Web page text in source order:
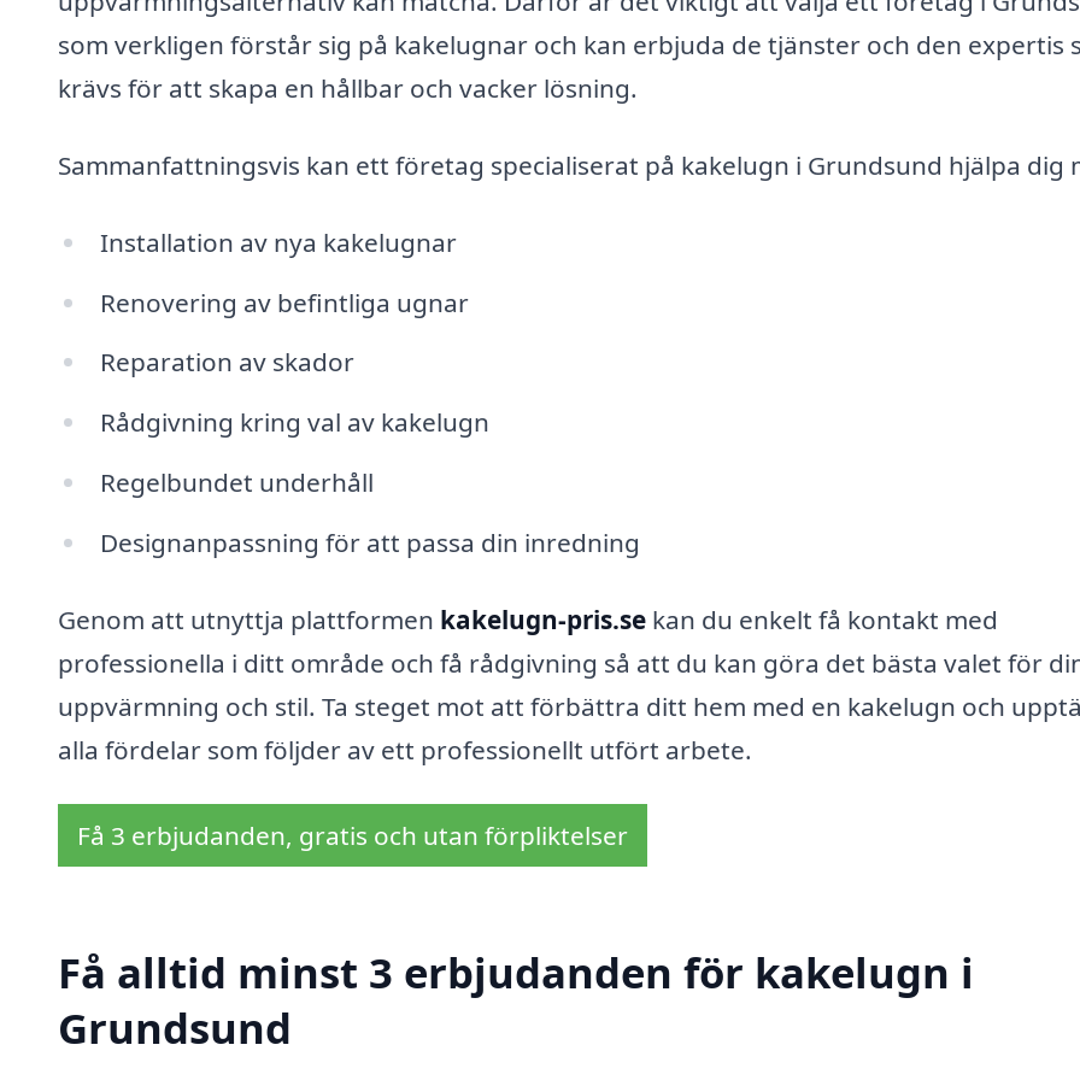
som verkligen förstår sig på kakelugnar och kan erbjuda de tjänster och den expertis
krävs för att skapa en hållbar och vacker lösning.
Sammanfattningsvis kan ett företag specialiserat på kakelugn i Grundsund hjälpa dig
Installation av nya kakelugnar
Renovering av befintliga ugnar
Reparation av skador
Rådgivning kring val av kakelugn
Regelbundet underhåll
Designanpassning för att passa din inredning
Genom att utnyttja plattformen kakelugn-pris.se kan du enkelt få kontakt med
professionella i ditt område och få rådgivning så att du kan göra det bästa valet för
uppvärmning och stil. Ta steget mot att förbättra ditt hem med en kakelugn och
alla fördelar som följder av ett professionellt utfört arbete.
Få 3 erbjudanden, gratis och utan förpliktelser
Få alltid minst 3 erbjudanden för kakelugn i
Grundsund